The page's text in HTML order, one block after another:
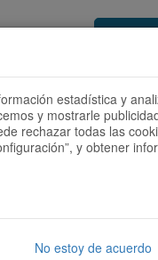
Accedeix
Com
estadística y
y mostrarle
rechazar todas las
y obtener
No estoy de acuerdo